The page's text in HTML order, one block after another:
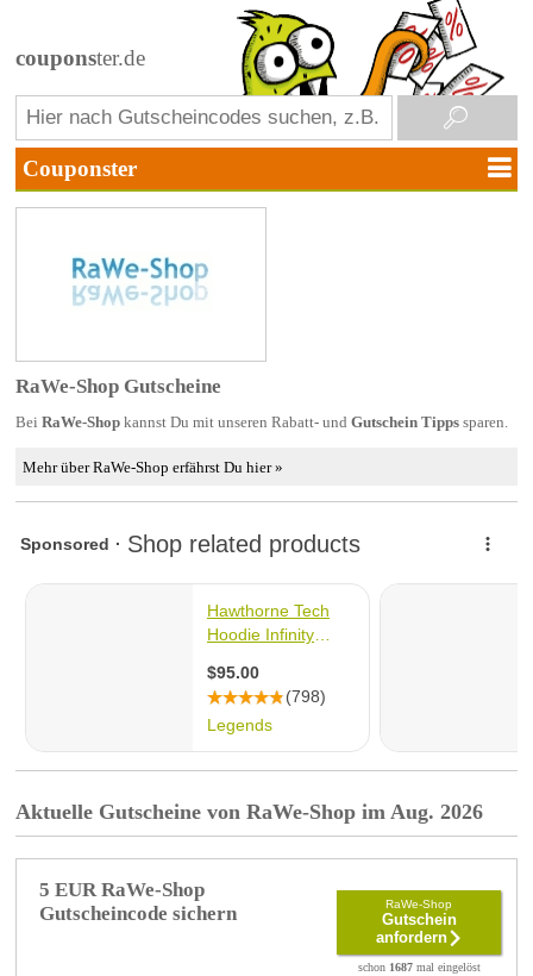
couponster.de
RaWe-Shop Gutscheine
Bei RaWe-Shopkannst Du mit unseren Rabatt- und Gutschein Tippssparen.
Mehr über RaWe-Shop erfährst Du hier »
Aktuelle Gutscheine von RaWe-Shop im Aug. 2026
5 EUR RaWe-Shop
Gutscheincode sichern
RaWe-Shop
Gutschein
anfordern
schon 1687mal eingelöst